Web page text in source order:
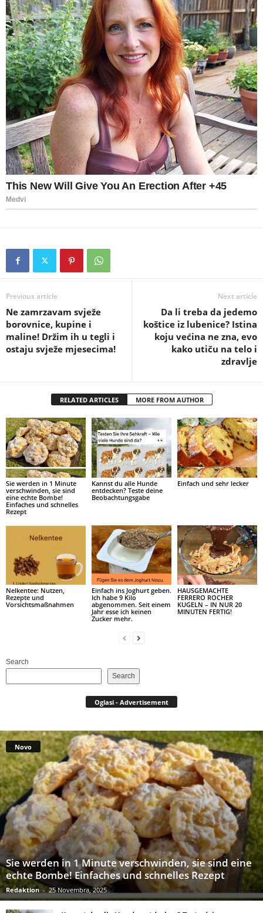
Previous article
Ne zamrzavam svježe
borovnice, kupine i
maline! Držim ih u tegli i
ostaju svježe mjesecima!
Next article
Da li treba da jedemo
koštice iz lubenice? Istina
koju većina ne zna, evo
kako utiču na telo i
zdravlje
RELATED ARTICLES MORE FROM AUTHOR
Sie werden in 1 Minute
verschwinden, sie sind
eine echte Bombe!
Einfaches und schnelles
Rezept
Kannst du alle Hunde
entdecken? Teste deine
Beobachtungsgabe
Einfach und sehr lecker
Nelkentee: Nutzen,
Rezepte und
Vorsichtsmaßnahmen
Einfach ins Joghurt geben.
Ich habe 9 Kilo
abgenommen. Seit einem
Jahr esse ich keinen
Zucker mehr.
HAUSGEMACHTE
FERRERO ROCHER
KUGELN – IN NUR 20
MINUTEN FERTIG!
Search
Search
Oglasi - Advertisement
Novo
Sie werden in 1 Minute verschwinden, sie sind eine
echte Bombe! Einfaches und schnelles Rezept
Redaktion - 25 Novembra, 2025